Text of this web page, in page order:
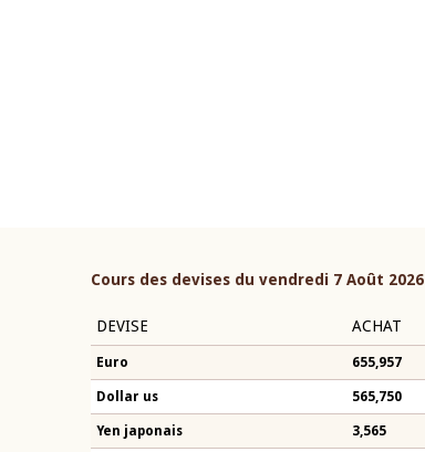
Cours des devises du vendredi 7 Août 2026
DEVISE ACHAT
Euro 655,957
Dollar us 565,750
Yen japonais 3,565